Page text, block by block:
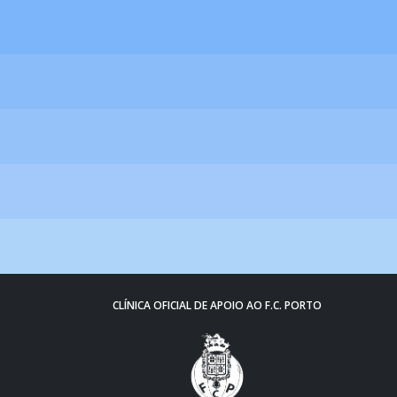
CLÍNICA OFICIAL DE APOIO AO F.C. PORTO